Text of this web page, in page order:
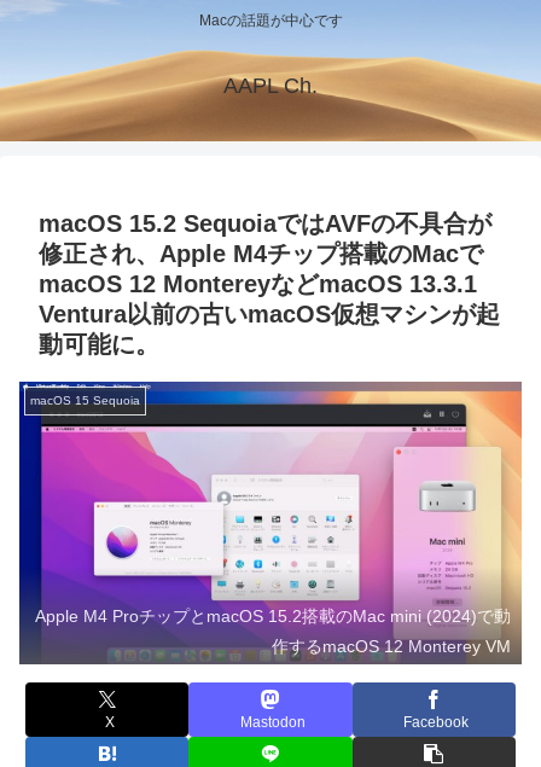
Macの話題が中心です
AAPL Ch.
macOS 15.2 SequoiaではAVFの不具合が
修正され、Apple M4チップ搭載のMacで
macOS 12 MontereyなどmacOS 13.3.1
Ventura以前の古いmacOS仮想マシンが起
動可能に。
macOS 15 Sequoia
Apple M4 ProチップとmacOS 15.2搭載のMac mini (2024)で動
作するmacOS 12 Monterey VM
X Mastodon Facebook